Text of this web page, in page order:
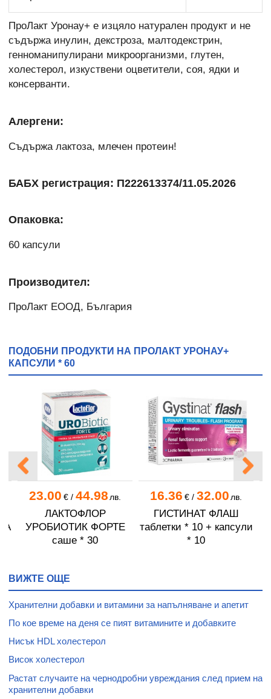
ПроЛакт Уронау+ е изцяло натурален продукт и не
съдържа инулин, декстроза, малтодекстрин,
генноманипулирани микроорганизми, глутен,
холестерол, изкуствени оцветители, соя, ядки и
консерванти.
Алергени:
Съдържа лактоза, млечен протеин!
БАБХ регистрация: П222613374/11.05.2026
Опаковка:
60 капсули
Производител:
ПроЛакт ЕООД, България
ПОДОБНИ ПРОДУКТИ НА ПРОЛАКТ УРОНАУ+
КАПСУЛИ * 60
23.00 €/ 44.98 лв.
ЛАКТОФЛОР
УРОБИОТИК ФОРТЕ
саше * 30
16.36 €/ 32.00 лв.
ГИСТИНАТ ФЛАШ
таблетки * 10 + капсули
* 10
ВИЖТЕ ОЩЕ
Хранителни добавки и витамини за напълняване и апетит
По кое време на деня се пият витамините и добавките
Нисък HDL холестерол
Висок холестерол
Растат случаите на чернодробни увреждания след прием на
хранителни добавки